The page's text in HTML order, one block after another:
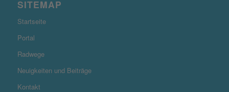
SITEMAP
Startseite
Portal
Radwege
Neuigkeiten und Beiträge
Kontakt